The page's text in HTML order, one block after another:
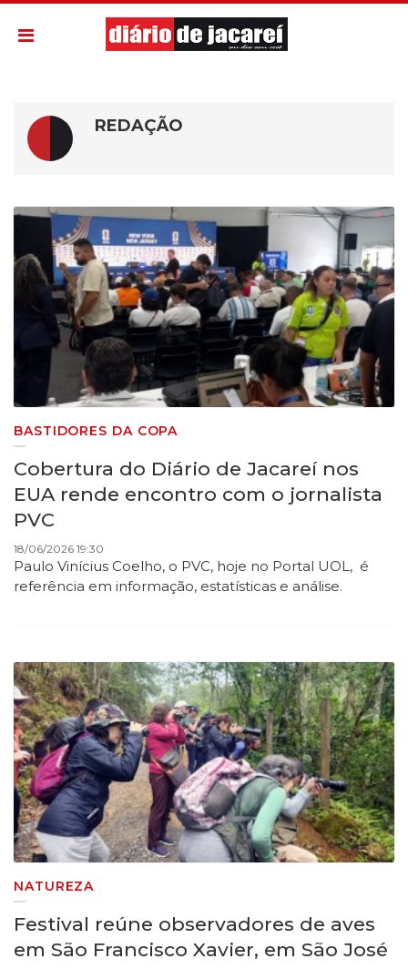
REDAÇÃO
BASTIDORES DA COPA
Cobertura do Diário de Jacareí nos
EUA rende encontro com o jornalista
PVC
18/06/2026 19:30
Paulo Vinícius Coelho, o PVC, hoje no Portal UOL, é
referência em informação, estatísticas e análise.
NATUREZA
Festival reúne observadores de aves
em São Francisco Xavier, em São José